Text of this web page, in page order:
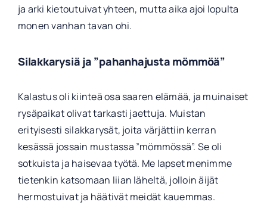
ja arki kietoutuivat yhteen, mutta aika ajoi lopulta
monen vanhan tavan ohi.
Silakkarysiä ja ”pahanhajusta mömmöä”
Kalastus oli kiinteä osa saaren elämää, ja muinaiset
rysäpaikat olivat tarkasti jaettuja. Muistan
erityisesti silakkarysät, joita värjättiin kerran
kesässä jossain mustassa ”mömmössä”. Se oli
sotkuista ja haisevaa työtä. Me lapset menimme
tietenkin katsomaan liian läheltä, jolloin äijät
hermostuivat ja häätivät meidät kauemmas.